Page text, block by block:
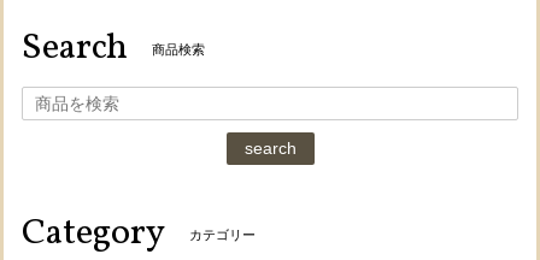
Search 商品検索
search
Category カテゴリー